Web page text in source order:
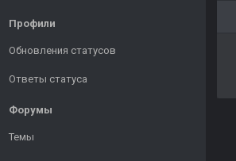
Профили
Обновления статусов
Ответы статуса
Форумы
Темы